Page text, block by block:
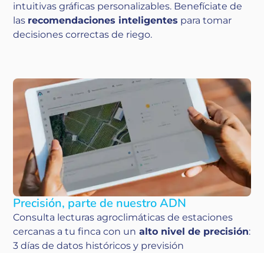
intuitivas gráficas personalizables. Benefíciate de
las recomendaciones inteligentes para tomar
decisiones correctas de riego.
Precisión, parte de nuestro ADN
Consulta lecturas agroclimáticas de estaciones
cercanas a tu finca con un alto nivel de precisión:
3 días de datos históricos y previsión